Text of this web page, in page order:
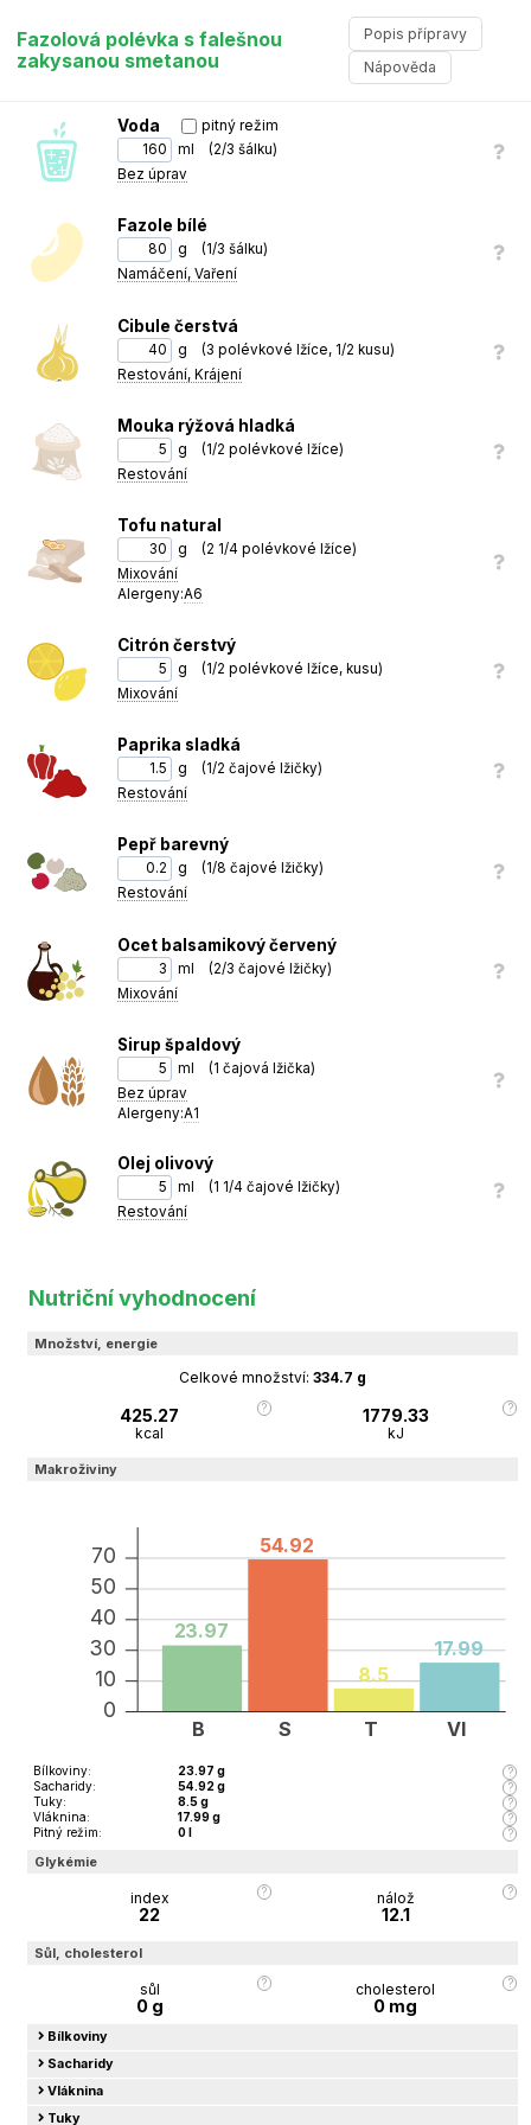
Fazolová polévka s falešnou
zakysanou smetanou
Popis přípravy
Nápověda
Fazolová polévka s falešnou zakysanou smetanou
Fazole propláchneme a namočíme na 12 hodin do vody.
V tlakovém hrnci vaříme přibližně 60 minut.
3
Cibuli nakrájeníme na kostičky a na pánvi s olejem necháme
zesklovatět.
jíšku.
Do jíšky dáme mletou papriku a pepř.
Přidáme trochu vody a povaříme.
Připravenou směs vlijeme do uvařených fazolí.
Důkladně promícháme a vaříme pod poklicí ještě 5 minut.
balsamikovým octem a 1 dcl vody.
Směs vmícháne do připravované polévky.
Chuť zjemníme přidáním sirupu.
Voda pitný režim
ml (2/3 šálku)
Bez úprav
Fazole bílé
g (1/3 šálku)
Namáčení, Vaření
Cibule čerstvá
g (3 polévkové lžíce, 1/2 kusu)
Restování, Krájení
Mouka rýžová hladká
g (1/2 polévkové lžíce)
Restování
Tofu natural
g (2 1/4 polévkové lžíce)
Mixování
Alergeny:A6
Citrón čerstvý
g (1/2 polévkové lžíce, kusu)
Mixování
Paprika sladká
g (1/2 čajové lžičky)
Restování
Pepř barevný
g (1/8 čajové lžičky)
Restování
Ocet balsamikový červený
ml (2/3 čajové lžičky)
Mixování
Sirup špaldový
ml (1 čajová lžička)
Bez úprav
Alergeny:A1
Olej olivový
ml (1 1/4 čajové lžičky)
Restování
Nutriční vyhodnocení
Množství, energie
Celkové množství:334.7 g
425.27
kcal
1779.33
kJ
Makroživiny
0
10
30
40
50
70
23.97
54.92
8.5
17.99
B S T Vl
Bílkoviny: 23.97 g
Sacharidy: 54.92g
Tuky: 8.5g
Vláknina: 17.99g
Pitný režim: 0
Glykémie
index
22
nálož
12.1
Sůl, cholesterol
sůl
0 g
cholesterol
0 mg
Bílkoviny
Sacharidy
Vláknina
Tuky